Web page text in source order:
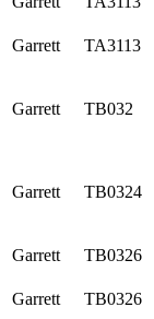
Garrett TA3113
Garrett TB032
Garrett TB0324
Garrett TB0326
Garrett TB0326